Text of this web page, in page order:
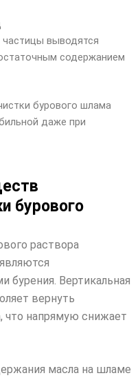
выводятся
содержанием
бурового шлама
даже при
бурового
раствора
бурения. Вертикальная
вернуть
что напрямую снижает
масла на шламе